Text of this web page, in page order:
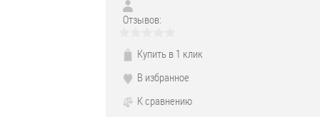
Отзывов:
Купить в 1 клик
В избранное
К сравнению